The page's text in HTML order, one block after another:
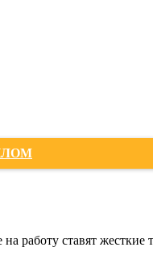
работу ставят